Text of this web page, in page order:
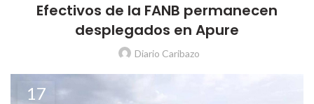
Efectivos de la FANB permanecen
desplegados en Apure
Diario Caribazo
17